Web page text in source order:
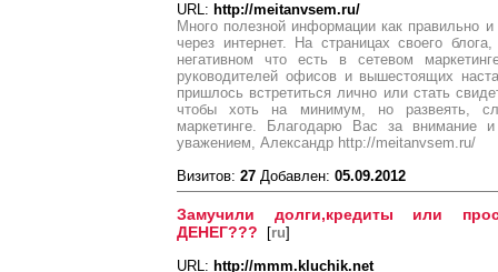
URL: http://meitanvsem.ru/
Много полезной информации как правильно и
через интернет. На страницах своего
негативном что есть в сетевом
руководителей офисов и вышестоящих
пришлось встретиться лично или стать
чтобы хоть на минимум, но развеять,
маркетинге. Благодарю Вас за
уважением, Александр http://meitanvsem.ru/
Визитов: 27 Добавлен: 05.09.2012
Замучили долги,кредиты или
ДЕНЕГ??? [ru]
URL: http://mmm.kluchik.net